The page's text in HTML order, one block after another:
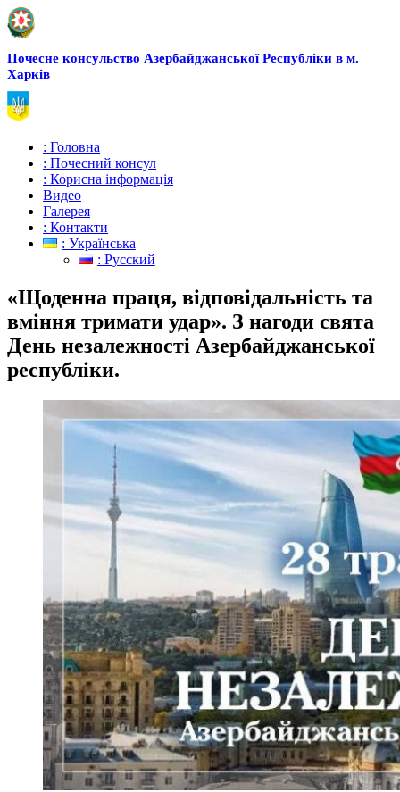
Почесне консульство Азербайджанської Республіки в м.
Харків
: Головна
: Почесний консул
: Корисна інформація
Видео
Галерея
: Контакти
: Українська
: Русский
«Щоденна праця, відповідальність та
вміння тримати удар». З нагоди свята
День незалежності Азербайджанської
республіки.